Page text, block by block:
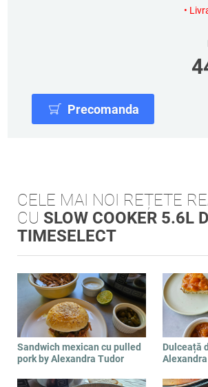
•
Precomanda
CELE MAI NOI REȚETE
CU SLOW COOKER 5.6L
TIMESELECT
Sandwich mexican cu pulled
pork by Alexandra Tudor
Dulceață